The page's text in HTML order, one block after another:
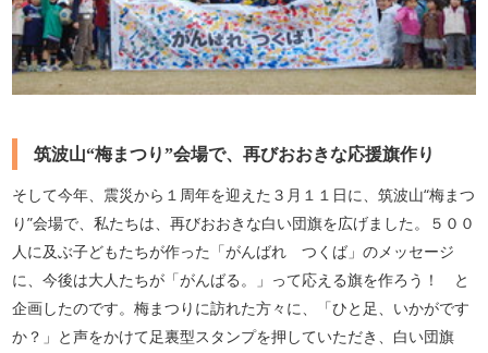
筑波山“梅まつり”会場で、再びおおきな応援旗作り
そして今年、震災から１周年を迎えた３月１１日に、筑波山“梅まつ
り”会場で、私たちは、再びおおきな白い団旗を広げました。５００
人に及ぶ子どもたちが作った「がんばれ つくば」のメッセージ
に、今後は大人たちが「がんばる。」って応える旗を作ろう！ と
企画したのです。梅まつりに訪れた方々に、「ひと足、いかがです
か？」と声をかけて足裏型スタンプを押していただき、白い団旗